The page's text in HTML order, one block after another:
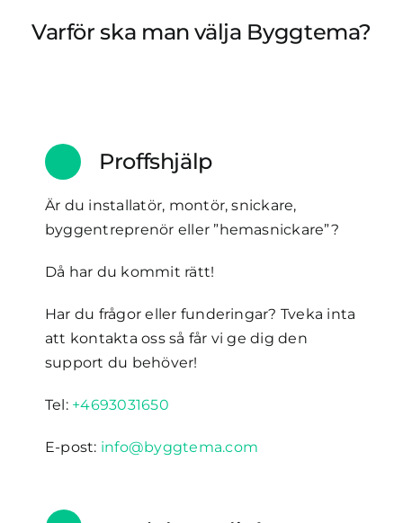
Varför ska man välja Byggtema?
Proffshjälp
Är du installatör, montör, snickare,
byggentreprenör eller ”hemasnickare”?
Då har du kommit rätt!
Har du frågor eller funderingar? Tveka inta
att kontakta oss så får vi ge dig den
support du behöver!
Tel: +4693031650
E-post: info@byggtema.com